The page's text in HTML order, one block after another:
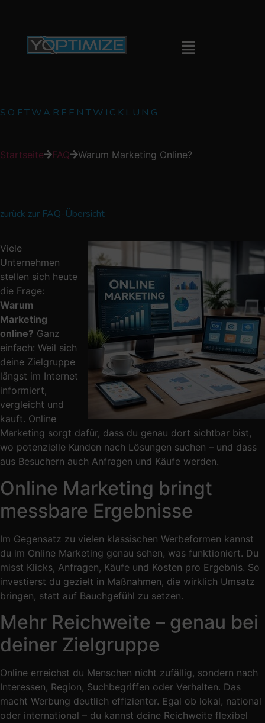
SOFTWAREENTWICKLUNG
Startseite FAQ Warum Marketing Online?
zurück zur FAQ-Übersicht
Viele
Unternehmen
stellen sich heute
die Frage:
Warum
Marketing
online? Ganz
einfach: Weil sich
deine Zielgruppe
längst im Internet
informiert,
vergleicht und
kauft. Online
Marketing sorgt dafür, dass du genau dort sichtbar bist,
wo potenzielle Kunden nach Lösungen suchen – und dass
aus Besuchern auch Anfragen und Käufe werden.
Online Marketing bringt
messbare Ergebnisse
Im Gegensatz zu vielen klassischen Werbeformen kannst
du im Online Marketing genau sehen, was funktioniert. Du
misst Klicks, Anfragen, Käufe und Kosten pro Ergebnis. So
investierst du gezielt in Maßnahmen, die wirklich Umsatz
bringen, statt auf Bauchgefühl zu setzen.
Mehr Reichweite – genau bei
deiner Zielgruppe
Online erreichst du Menschen nicht zufällig, sondern nach
Interessen, Region, Suchbegriffen oder Verhalten. Das
macht Werbung deutlich effizienter. Egal ob lokal, national
oder international – du kannst deine Reichweite flexibel